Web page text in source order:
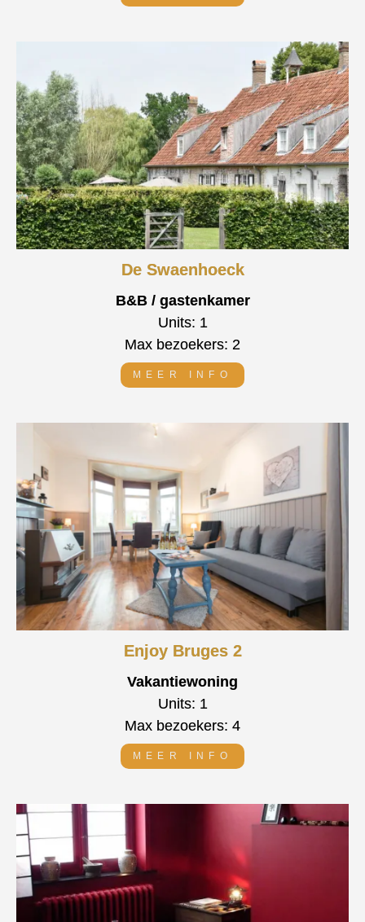
De Swaenhoeck
B&B / gastenkamer
Units: 1
Max bezoekers: 2
MEER INFO
Enjoy Bruges 2
Vakantiewoning
Units: 1
Max bezoekers: 4
MEER INFO